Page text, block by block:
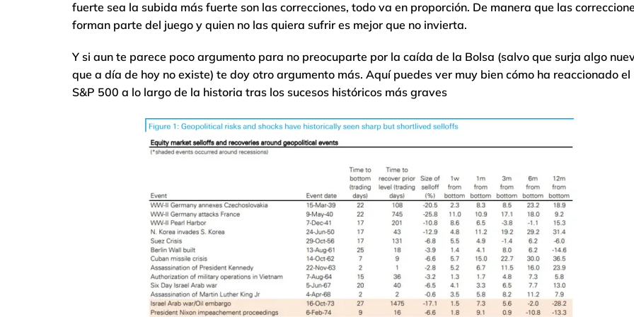
fuerte sea la subida más fuerte son las correcciones, todo va en proporción. De manera que las
forman parte del juego y quien no las quiera sufrir es mejor que no invierta.
Y si aun te parece poco argumento para no preocuparte por la caída de la Bolsa (salvo que surja algo
que a día de hoy no existe) te doy otro argumento más. Aquí puedes ver muy bien cómo ha reaccionado el
S&P 500 a lo largo de la historia tras los sucesos históricos más graves